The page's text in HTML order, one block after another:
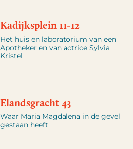
Kadijksplein 11-12
Het huis en laboratorium van een
Apotheker en van actrice Sylvia
Kristel
Elandsgracht 43
Waar Maria Magdalena in de gevel
gestaan heeft